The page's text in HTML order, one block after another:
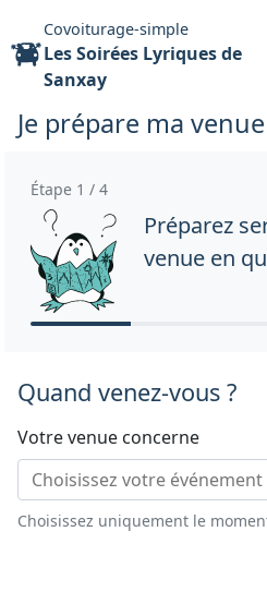
Covoiturage-simple
Les Soirées Lyriques de
Sanxay
Je prépare ma venue
Étape 1 / 4
Préparez
venue en
Quand venez-vous ?
Votre venue concerne
Choisissez uniquement le